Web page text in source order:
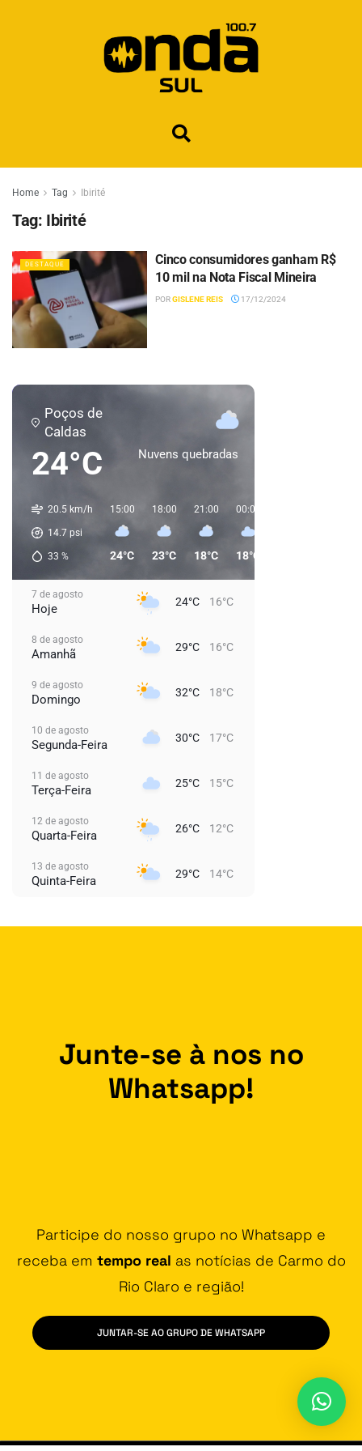
Home Tag Ibirité
Tag: Ibirité
DESTAQUE
Cinco consumidores ganham R$
10 mil na Nota Fiscal Mineira
PORGISLENE REIS 17/12/2024
Poços de
Caldas
24°C Nuvens quebradas
20.5 km/h
14.7 psi
33 %
15:00
24°C
18:00
23°C
21:00
18°C
00:00
18°C
7 de agosto
Hoje 24°C 16°C
8 de agosto
Amanhã 29°C 16°C
9 de agosto
Domingo 32°C 18°C
10 de agosto
Segunda-Feira 30°C 17°C
11 de agosto
Terça-Feira 25°C 15°C
12 de agosto
Quarta-Feira 26°C 12°C
13 de agosto
Quinta-Feira 29°C 14°C
Junte-se à nos no
Whatsapp!
Participe do nosso grupo no Whatsapp e
receba em tempo real as notícias de Carmo do
Rio Claro e região!
JUNTAR-SE AO GRUPO DE WHATSAPP